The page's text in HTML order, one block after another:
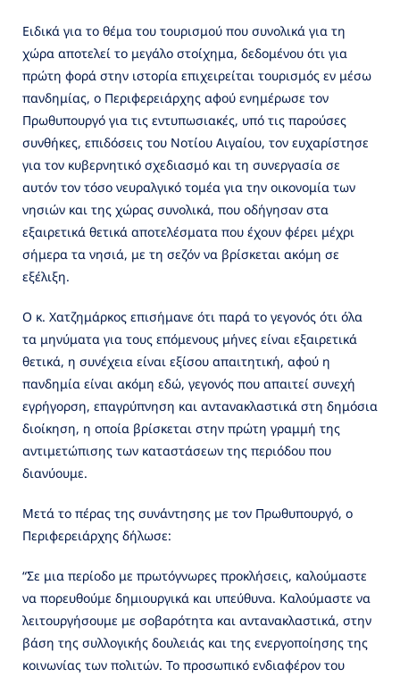
Ειδικά για το θέμα του τουρισμού που συνολικά για τη
χώρα αποτελεί το μεγάλο στοίχημα, δεδομένου ότι για
πρώτη φορά στην ιστορία επιχειρείται τουρισμός εν μέσω
πανδημίας, ο Περιφερειάρχης αφού ενημέρωσε τον
Πρωθυπουργό για τις εντυπωσιακές, υπό τις παρούσες
συνθήκες, επιδόσεις του Νοτίου Αιγαίου, τον ευχαρίστησε
για τον κυβερνητικό σχεδιασμό και τη συνεργασία σε
αυτόν τον τόσο νευραλγικό τομέα για την οικονομία των
νησιών και της χώρας συνολικά, που οδήγησαν στα
εξαιρετικά θετικά αποτελέσματα που έχουν φέρει μέχρι
σήμερα τα νησιά, με τη σεζόν να βρίσκεται ακόμη σε
εξέλιξη.
Ο κ. Χατζημάρκος επισήμανε ότι παρά το γεγονός ότι όλα
τα μηνύματα για τους επόμενους μήνες είναι εξαιρετικά
θετικά, η συνέχεια είναι εξίσου απαιτητική, αφού η
πανδημία είναι ακόμη εδώ, γεγονός που απαιτεί συνεχή
εγρήγορση, επαγρύπνηση και αντανακλαστικά στη δημόσια
διοίκηση, η οποία βρίσκεται στην πρώτη γραμμή της
αντιμετώπισης των καταστάσεων της περιόδου που
διανύουμε.
Μετά το πέρας της συνάντησης με τον Πρωθυπουργό, ο
Περιφερειάρχης δήλωσε:
“Σε μια περίοδο με πρωτόγνωρες προκλήσεις, καλούμαστε
να πορευθούμε δημιουργικά και υπεύθυνα. Καλούμαστε να
λειτουργήσουμε με σοβαρότητα και αντανακλαστικά, στην
βάση της συλλογικής δουλειάς και της ενεργοποίησης της
κοινωνίας των πολιτών. Το προσωπικό ενδιαφέρον του